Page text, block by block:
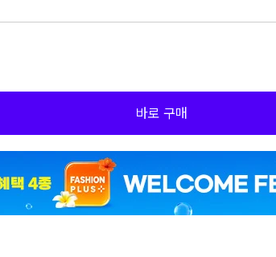
바로 구매